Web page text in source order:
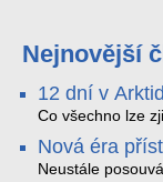
Nejnovější
12 dní v
data ze
Co všechno lze
projede
Tromsø přes
Nordkapp. Bez
Nová éra
Signo
Neustále